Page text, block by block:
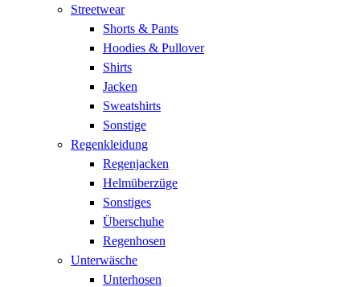
Streetwear
Shorts & Pants
Hoodies & Pullover
Shirts
Jacken
Sweatshirts
Sonstige
Regenkleidung
Regenjacken
Helmüberzüge
Sonstiges
Überschuhe
Regenhosen
Unterwäsche
Unterhosen